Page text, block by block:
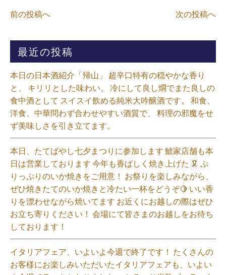
前の投稿へ 次の投稿へ
最近の投稿
本日の日本酒紹介「帰山」 超辛口特有の穏やかな香り
と、 キリリとした味わい。 冷にして良し燗でまた良しの
食中酒として スイスイ飲める純米大吟醸酒です。 和食、
洋食、中華問わず合わせやすい酒質で、 料理の邪魔をせ
ず美味しさを引き立てます。
本日、たてばやし七夕まつりに参加します 鯱家店舗も本
日は営業しております️ 今年も香ばしく焼き上げた 🦑 ぷ
りっぷりのいか焼きをご用意！ お祭りを楽しみながら、
ぜひ焼きたてのいか焼きと冷たい一杯をどうぞ🍋 いい香
りを漂わせながら焼いてます お近くにお越しの際はぜひ
お立ち寄りください！ 会場にて皆さまのお越しをお待ち
しております！
イタリアフェア、いよいよ今週で終了です！ たくさんの
お客様にお楽しみいただいたイタリアフェアも、いよい